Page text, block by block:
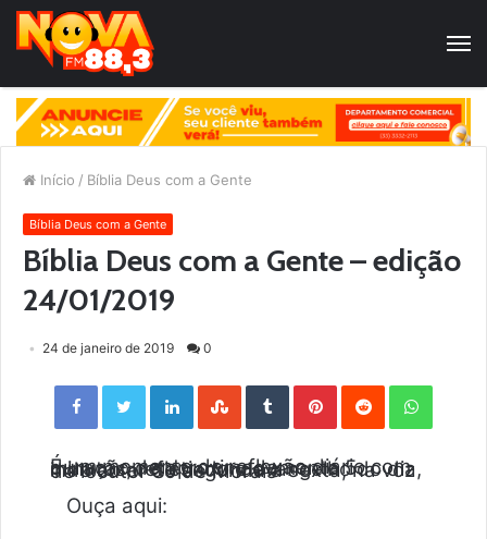
Início / Bíblia Deus com a Gente
Bíblia Deus com a Gente
Bíblia Deus com a Gente – edição
24/01/2019
24 de janeiro de 2019 0
Facebook Twitter LinkedIn StumbleUpon Tumblr Pinterest Reddit
É um momento de reflexão diário com duração de aproximadamente 5 minutos, refletindo o evangelho do dia, indo ao ar de segunda a sexta, na voz do locutor SJ de Morais
Ouça aqui: